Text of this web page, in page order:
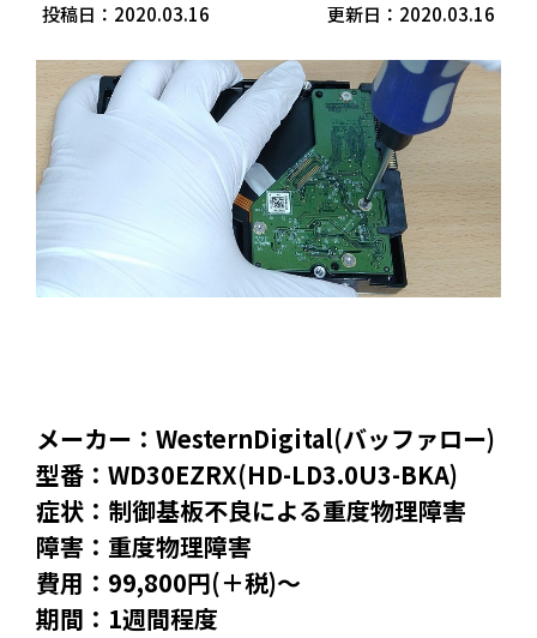
投稿日：2020.03.16 更新日：2020.03.16
メーカー：WesternDigital(バッファロー)
型番：WD30EZRX(HD-LD3.0U3-BKA)
症状：制御基板不良による重度物理障害
障害：重度物理障害
費用：99,800円(＋税)～
期間：1週間程度